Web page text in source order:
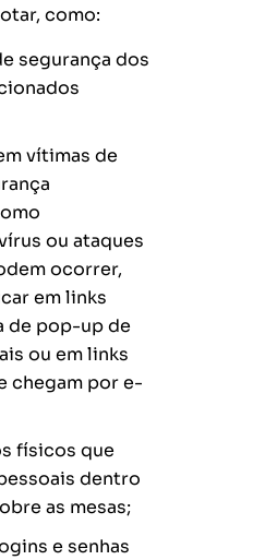
como:
segurança dos
vítimas de
ou ataques
ocorrer,
em links
de pop-up de
ou em links
chegam por e-
físicos que
dentro
as mesas;
e senhas